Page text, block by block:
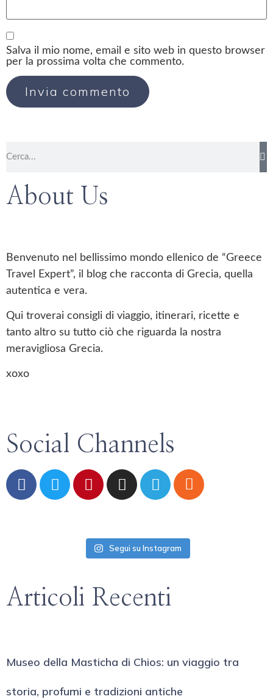
Salva il mio nome, email e sito web in questo browser
per la prossima volta che commento.
About Us
Benvenuto nel bellissimo mondo ellenico de “Greece
Travel Expert”, il blog che racconta di Grecia, quella
autentica e vera.
Qui troverai consigli di viaggio, itinerari, ricette e
tanto altro su tutto ciò che riguarda la nostra
meravigliosa Grecia.
xoxo
Social Channels
Segui su Instagram
Articoli Recenti
Museo della Masticha di Chios: un viaggio tra
storia, profumi e tradizioni antiche